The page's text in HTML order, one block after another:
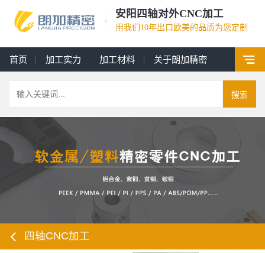
安阳四轴对外CNC加工
用我们10年出口欧美的品质为您定制
首页 加工实力 加工材料 关于朗加精密
搜索
四轴CNC加工